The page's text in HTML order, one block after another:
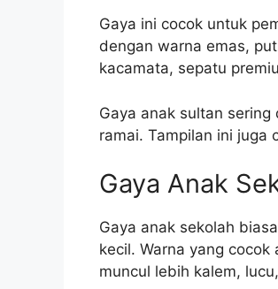
Gaya ini cocok untuk
dengan warna emas,
kacamata, sepatu
Gaya anak sultan
ramai. Tampilan ini juga
Gaya Anak
Gaya anak sekolah
kecil. Warna yang
muncul lebih kalem,